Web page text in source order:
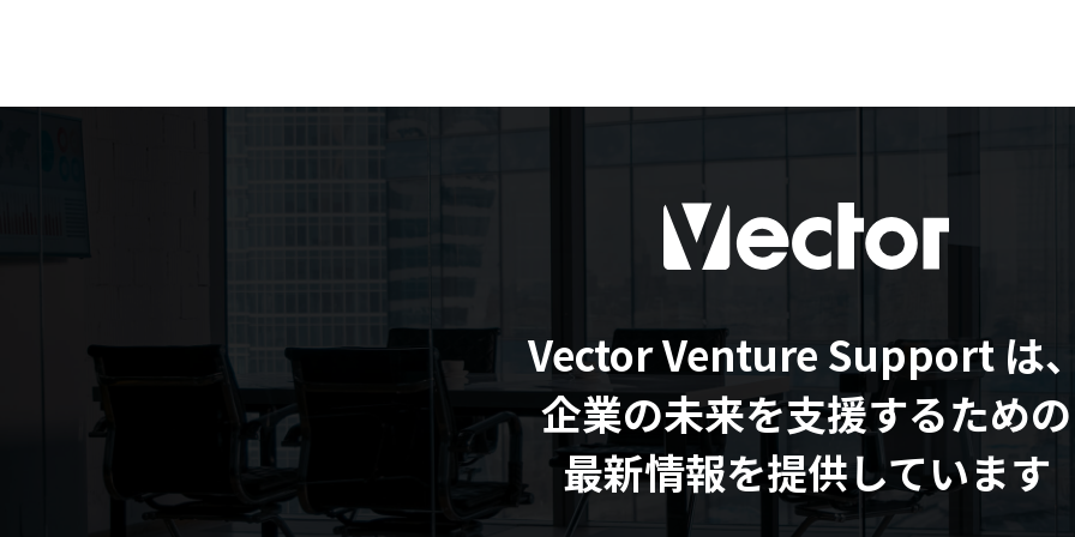
Vector Venture Support は
企業の未来を支援するための
最新情報を提供しています